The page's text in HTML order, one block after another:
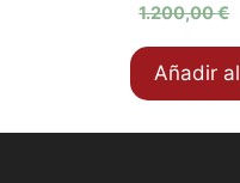
1.200,00€
Añadir